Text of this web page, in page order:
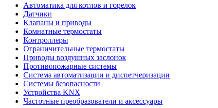
Автоматика для котлов и горелок
Датчики
Клапаны и приводы
Комнатные термостаты
Контроллеры
Ограничительные термостаты
Приводы воздушных заслонок
Противопожарные системы
Система автоматизации и диспетчеризации
Системы безопасности
Устройства KNX
Частотные преобразователи и аксессуары